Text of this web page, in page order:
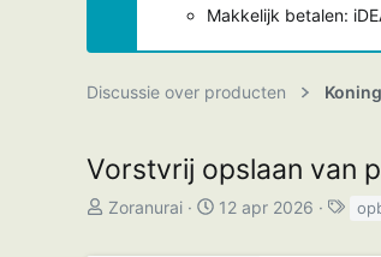
Makkelijk betalen:
Discussie over producten
Vorstvrij opslaan van
T
Zoranurai
S12 apr 2026
T